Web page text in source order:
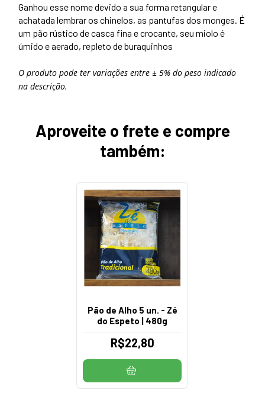
Ganhou esse nome devido a sua forma retangular e
achatada lembrar os chinelos, as pantufas dos monges. É
um pão rústico de casca fina e crocante, seu miolo é
úmido e aerado, repleto de buraquinhos
O produto pode ter variações entre ± 5% do peso indicado
na descrição.
Aproveite o frete e compre
também:
Pão de Alho 5 un. - Zé
do Espeto | 480g
R$22,80